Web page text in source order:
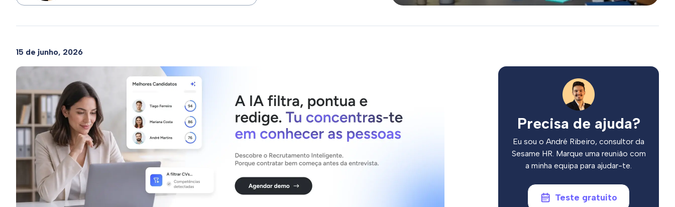
15 de junho, 2026
Precisa de ajuda?
Eu sou o André Ribeiro, consultor da
Sesame HR. Marque uma reunião com
a minha equipa para ajudar-te.
Teste gratuito